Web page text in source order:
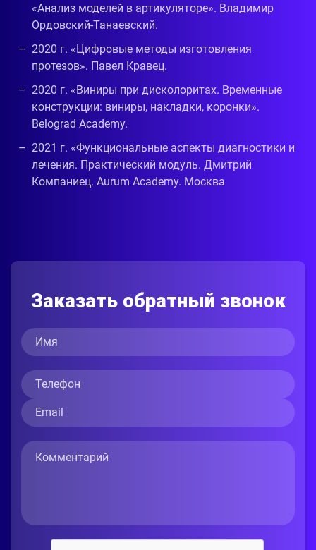
«Анализ моделей в артикуляторе». Владимир
Ордовский-Танаевский.
2020 г. «Цифровые методы изготовления
протезов». Павел Кравец.
2020 г. «Виниры при дисколоритах. Временные
конструкции: виниры, накладки, коронки».
Belograd Academy.
2021 г. «Функциональные аспекты диагностики и
лечения. Практический модуль. Дмитрий
Компаниец. Aurum Academy. Москва
Заказать обратный звонок